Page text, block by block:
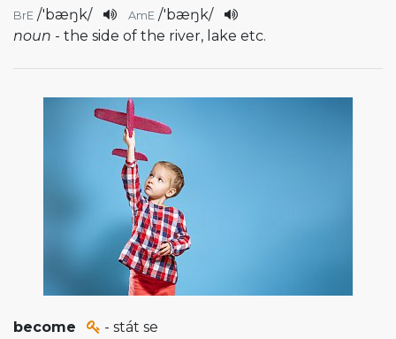
BrE /'bæŋk/ AmE /'bæŋk/
noun - the side of the river, lake etc.
become - stát se